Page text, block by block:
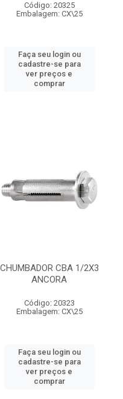
Código: 20325
Embalagem: CX\25
Faça seu login ou
cadastre-se para
ver preços e
comprar
CHUMBADOR CBA 1/2X3
ANCORA
Código: 20323
Embalagem: CX\25
Faça seu login ou
cadastre-se para
ver preços e
comprar